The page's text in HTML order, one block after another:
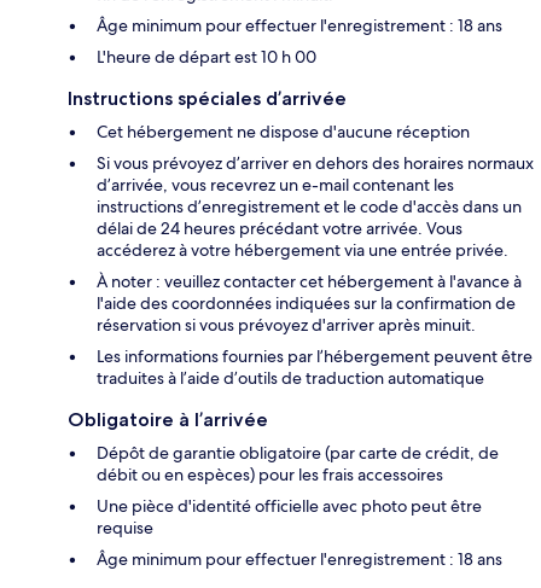
Âge minimum pour effectuer l'enregistrement : 18 ans
L'heure de départ est 10 h 00
Instructions spéciales d’arrivée
Cet hébergement ne dispose d'aucune réception
Si vous prévoyez d’arriver en dehors des horaires normaux
d’arrivée, vous recevrez un e-mail contenant les
instructions d’enregistrement et le code d'accès dans un
délai de 24 heures précédant votre arrivée. Vous
accéderez à votre hébergement via une entrée privée.
À noter : veuillez contacter cet hébergement à l'avance à
l'aide des coordonnées indiquées sur la confirmation de
réservation si vous prévoyez d'arriver après minuit.
Les informations fournies par l’hébergement peuvent être
traduites à l’aide d’outils de traduction automatique
Obligatoire à l’arrivée
Dépôt de garantie obligatoire (par carte de crédit, de
débit ou en espèces) pour les frais accessoires
Une pièce d'identité officielle avec photo peut être
requise
Âge minimum pour effectuer l'enregistrement : 18 ans